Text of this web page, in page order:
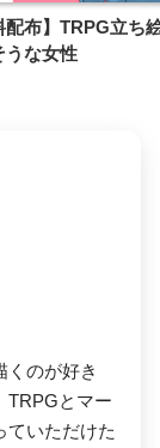
配布】TRPG立ち
うな女性
くのが好き
TRPGとマー
ていただけた